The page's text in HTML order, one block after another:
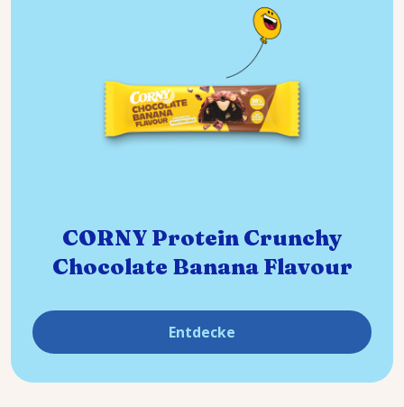
CORNY Protein Crunchy
Chocolate Banana Flavour
Entdecke